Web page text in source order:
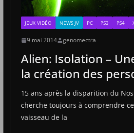
JEUX VIDÉO NEWS JV PC PS3 PS4
9 mai 2014 genomectra
Alien: Isolation –
la création des
15 ans après la disparition du
cherche toujours à comprendre
vaisseau de la